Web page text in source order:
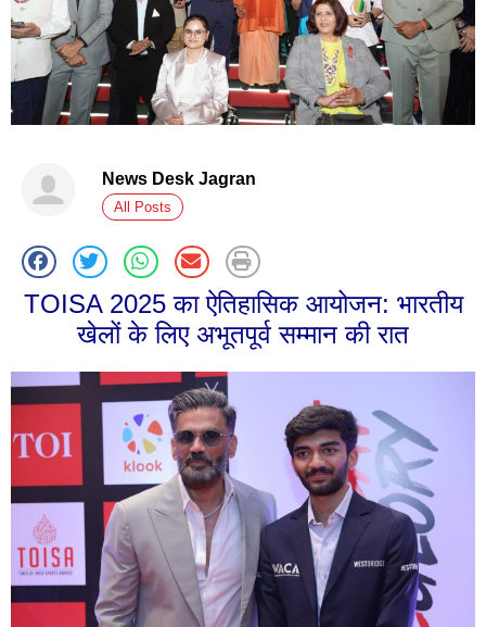
News Desk Jagran
All Posts
TOISA 2025 का ऐतिहासिक आयोजन: भारतीय
खेलों के लिए अभूतपूर्व सम्मान की रात